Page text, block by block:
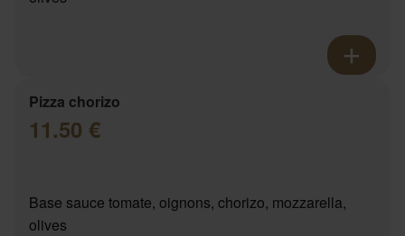
Pizza chorizo
11.50 €
Base sauce tomate, oignons, chorizo, mozzarella,
olives